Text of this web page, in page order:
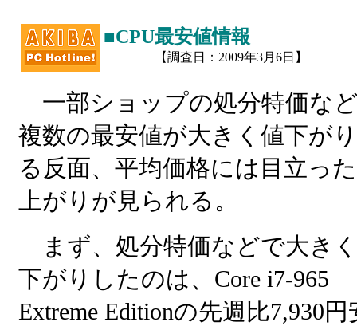
■CPU最安値情報
【調査日：2009年3月6日】
一部ショップの処分特価な
複数の最安値が大きく値下が
る反面、平均価格には目立っ
上がりが見られる。
まず、処分特価などで大き
下がりしたのは、Core i7-965
Extreme Editionの先週比7,930円